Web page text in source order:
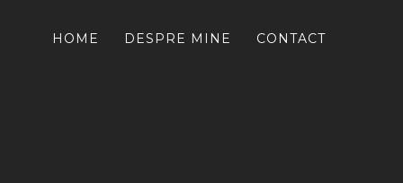
HOME DESPRE MINE CONTACT